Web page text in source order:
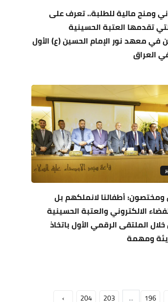
ومنح مالية للطلبة.. تعرف على
تقدمها العتبة الحسينية
في معهد نور الإمام الحسين (ع) الأول
العراق
ومختصون: أطفالنا لانملكهم بل
الالكتروني والعتبة الحسينية
الملتقى الرقمي الأول باتخاذ
ومهمة
196
...
203
204
›